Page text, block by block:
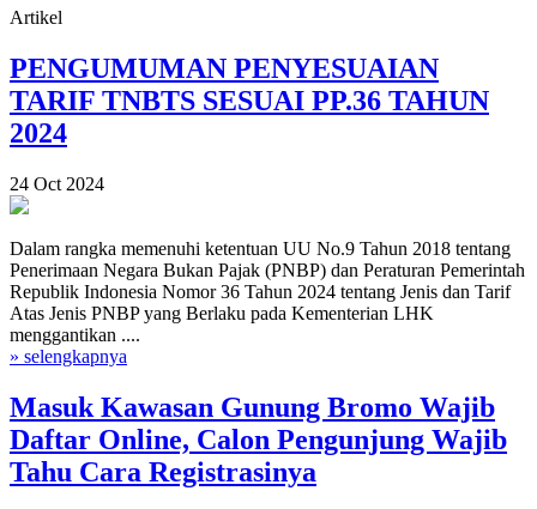
Artikel
PENGUMUMAN PENYESUAIAN
TARIF TNBTS SESUAI PP.36 TAHUN
2024
24 Oct 2024
Dalam rangka memenuhi ketentuan UU No.9 Tahun 2018 tentang
Penerimaan Negara Bukan Pajak (PNBP) dan Peraturan Pemerintah
Republik Indonesia Nomor 36 Tahun 2024 tentang Jenis dan Tarif
Atas Jenis PNBP yang Berlaku pada Kementerian LHK
menggantikan ....
» selengkapnya
Masuk Kawasan Gunung Bromo Wajib
Daftar Online, Calon Pengunjung Wajib
Tahu Cara Registrasinya